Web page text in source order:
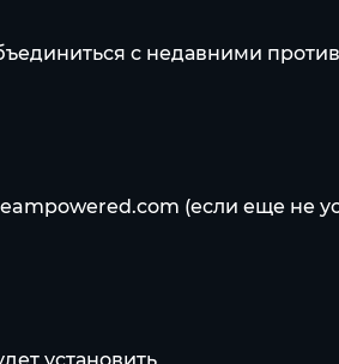
с недавними
(если еще не